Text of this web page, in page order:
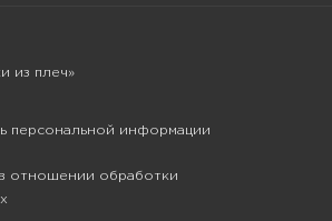
из плеч»
персональной информации
отношении обработки